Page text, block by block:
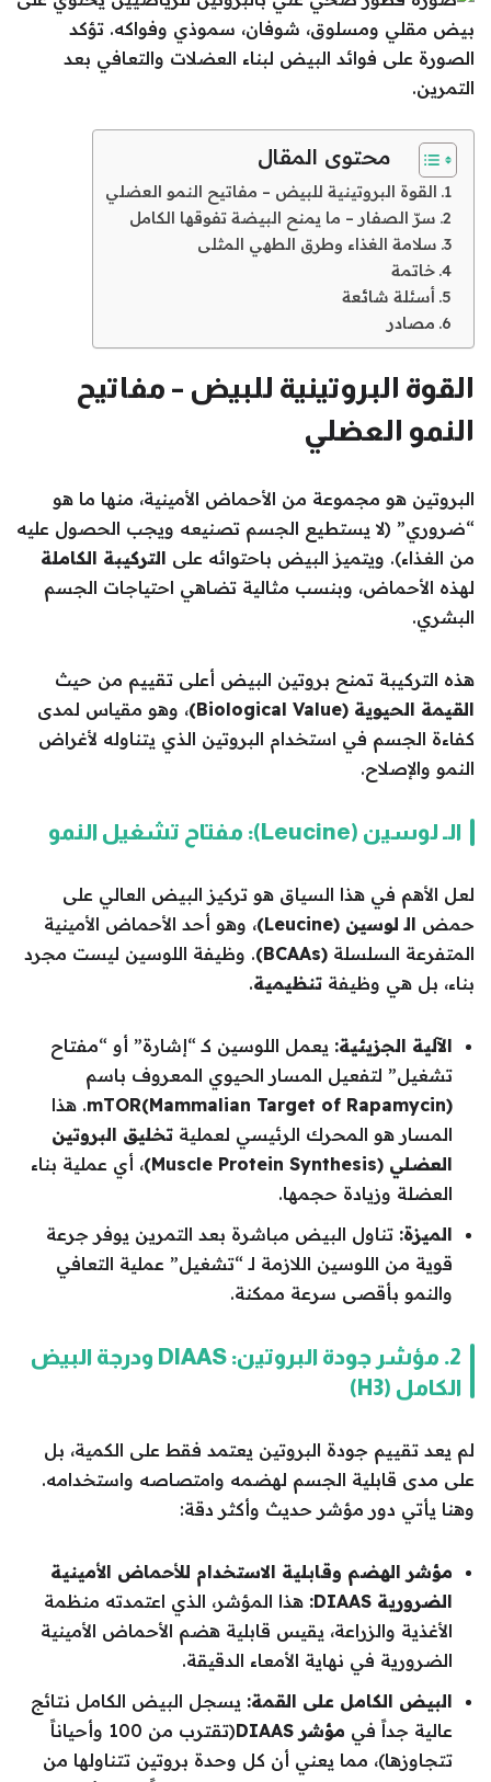
محتوى المقال
القوة البروتينية للبيض – مفاتيح النمو العضلي
سرّ الصفار – ما يمنح البيضة تفوقها الكامل
سلامة الغذاء وطرق الطهي المثلى
خاتمة
أسئلة شائعة
مصادر
القوة البروتينية للبيض – مفاتيح
النمو العضلي
البروتين هو مجموعة من الأحماض الأمينية، منها ما هو
“ضروري” (لا يستطيع الجسم تصنيعه ويجب الحصول عليه
من الغذاء). ويتميز البيض باحتوائه على التركيبة الكاملة
لهذه الأحماض، وبنسب مثالية تضاهي احتياجات الجسم
البشري.
هذه التركيبة تمنح بروتين البيض أعلى تقييم من حيث
القيمة الحيوية (Biological Value)
، وهو مقياس لمدى
كفاءة الجسم في استخدام البروتين الذي يتناوله لأغراض
النمو والإصلاح.
الـ لوسين (Leucine): مفتاح تشغيل النمو
لعل الأهم في هذا السياق هو تركيز البيض العالي على
حمض الـ لوسين (Leucine)
، وهو أحد الأحماض الأمينية
المتفرعة السلسلة (BCAAs)
. وظيفة اللوسين ليست مجرد
بناء، بل هي وظيفة تنظيمية.
الآلية الجزيئية: يعمل اللوسين كـ “إشارة” أو “مفتاح
تشغيل” لتفعيل المسار الحيوي المعروف باسم
mTOR(Mammalian Target of Rapamycin). هذا
المسار هو المحرك الرئيسي لعملية تخليق البروتين
العضلي (Muscle Protein Synthesis)
، أي عملية بناء
العضلة وزيادة حجمها.
الميزة: تناول البيض مباشرة بعد التمرين يوفر جرعة
قوية من اللوسين اللازمة لـ “تشغيل” عملية التعافي
والنمو بأقصى سرعة ممكنة.
2. مؤشر جودة البروتين: DIAAS ودرجة البيض
الكامل (H3)
لم يعد تقييم جودة البروتين يعتمد فقط على الكمية، بل
على مدى قابلية الجسم لهضمه وامتصاصه واستخدامه.
وهنا يأتي دور مؤشر حديث وأكثر دقة:
مؤشر الهضم وقابلية الاستخدام للأحماض الأمينية
الضرورية DIAAS:
هذا المؤشر، الذي اعتمدته منظمة
الأغذية والزراعة، يقيس قابلية هضم الأحماض الأمينية
الضرورية في نهاية الأمعاء الدقيقة.
البيض الكامل على القمة: يسجل البيض الكامل نتائج
عالية جداً في مؤشر DIAAS
(تقترب من 100 وأحياناً
تتجاوزها)، مما يعني أن كل وحدة بروتين تتناولها من